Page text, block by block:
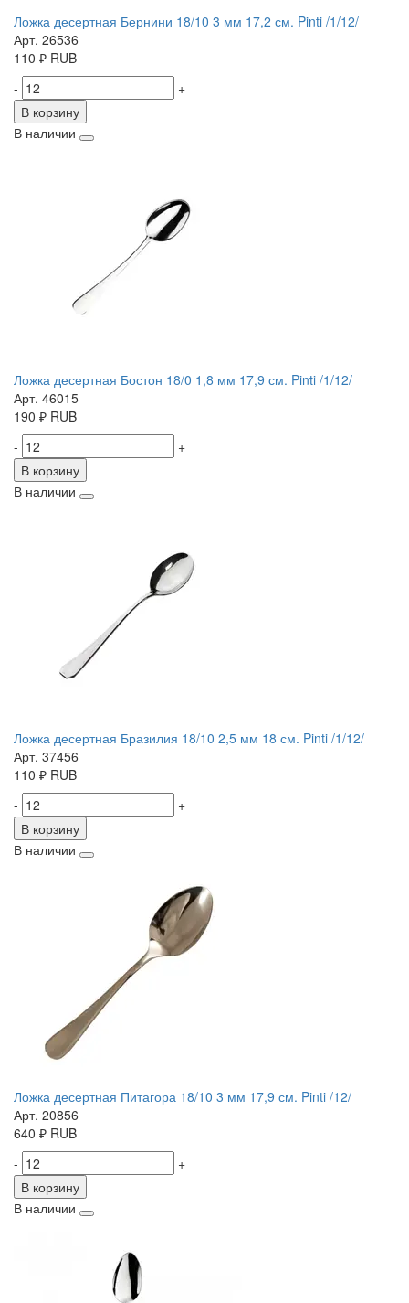
Ложка десертная Бернини 18/10 3 мм 17,2 см. Pinti /1/12/
Арт. 26536
110 ₽ RUB
-
+
В корзину
В наличии
Ложка десертная Бостон 18/0 1,8 мм 17,9 см. Pinti /1/12/
Арт. 46015
190 ₽ RUB
-
+
В корзину
В наличии
Ложка десертная Бразилия 18/10 2,5 мм 18 см. Pinti /1/12/
Арт. 37456
110 ₽ RUB
-
+
В корзину
В наличии
Ложка десертная Питагора 18/10 3 мм 17,9 см. Pinti /12/
Арт. 20856
640 ₽ RUB
-
+
В корзину
В наличии